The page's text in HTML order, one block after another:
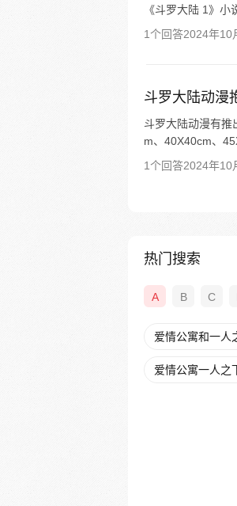
《斗罗大陆 1》小
1个回答2024年10
斗罗大陆动漫
斗罗大陆动漫有
m、40X40cm、
1个回答2024年10
热门搜索
A B C
爱情公寓和一人
爱情公寓一人之